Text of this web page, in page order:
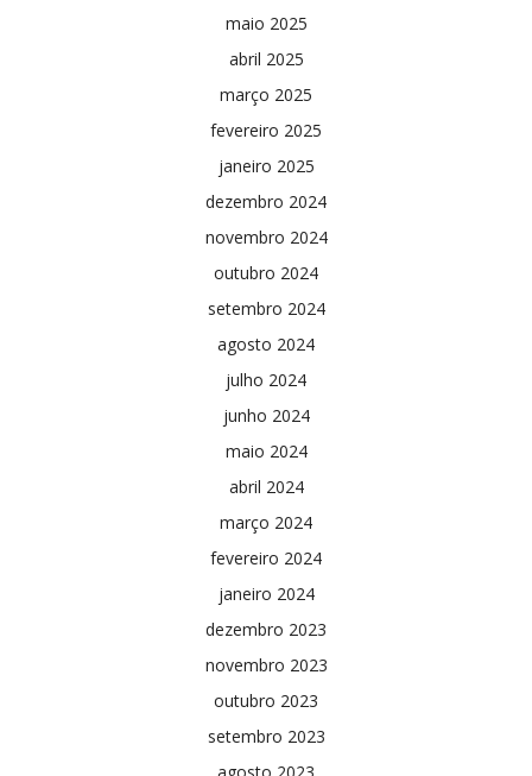
maio 2025
abril 2025
março 2025
fevereiro 2025
janeiro 2025
dezembro 2024
novembro 2024
outubro 2024
setembro 2024
agosto 2024
julho 2024
junho 2024
maio 2024
abril 2024
março 2024
fevereiro 2024
janeiro 2024
dezembro 2023
novembro 2023
outubro 2023
setembro 2023